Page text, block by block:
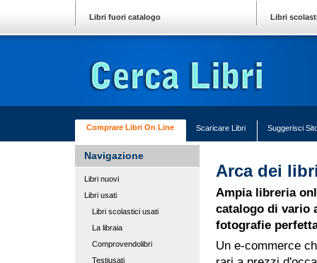
contenuti.
|
navigazione
Sections
Libri fuori catalogo Libri
Sezioni
Comprare Libri On Line Scaricare Libri Suggerisci
Navigazione
Libri nuovi
Libri usati
Libri scolastici usati
La libraia
Comprovendolibri
Testiusati
Arca dei
Ampia libreria
catalogo di vario
fotografie
Un e-commerce